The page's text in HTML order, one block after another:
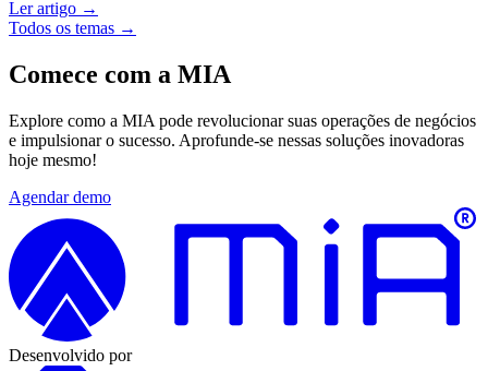
Ler artigo →
Todos os temas →
Comece com a MIA
Explore como a MIA pode revolucionar suas operações de negócios
e impulsionar o sucesso. Aprofunde-se nessas soluções inovadoras
hoje mesmo!
Agendar demo
Desenvolvido por